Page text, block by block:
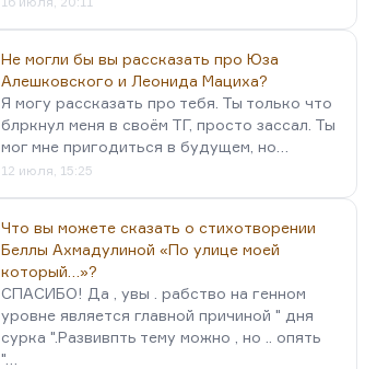
Не могли бы вы рассказать про Юза
Алешковского и Леонида Мациха?
Я могу рассказать про тебя. Ты только что
блркнул меня в своём ТГ, просто зассал. Ты
мог мне пригодиться в будущем, но…
12 июля, 15:25
Что вы можете сказать о стихотворении
Беллы Ахмадулиной «По улице моей
который…»?
СПАСИБО! Да , увы . рабство на генном
уровне является главной причиной " дня
сурка ".Развивпть тему можно , но .. опять
"…